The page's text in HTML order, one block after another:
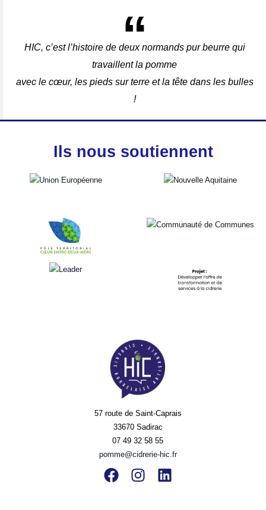
HIC, c’est l’histoire de deux normands pur beurre qui
travaillent la pomme
avec le cœur, les pieds sur terre et la tête dans les bulles
!
Ils nous soutiennent
57 route de Saint-Caprais
33670 Sadirac
07 49 32 58 55
pomme@cidrerie-hic.fr